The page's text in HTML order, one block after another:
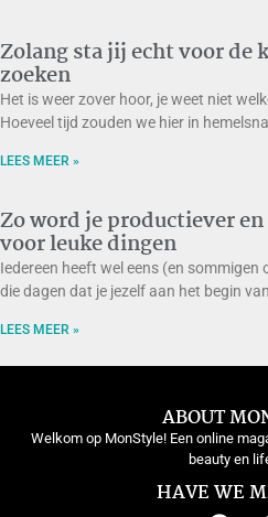
Zolang sta jij echt voor de
zoeken
Het is weer zover hoor, je weet niet
Hoeveel tijd zouden we hier in
LEES MEER »
Zo word je productiever
voor leuke dingen
Iedereen heeft wel eens (en sommigen
die dagen dat je jezelf aan het begin
LEES MEER »
ABOUT
Welkom op MonStyle! Een online
beauty en
HAVE WE